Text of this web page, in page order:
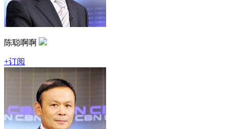
陈聪啊啊
+订阅